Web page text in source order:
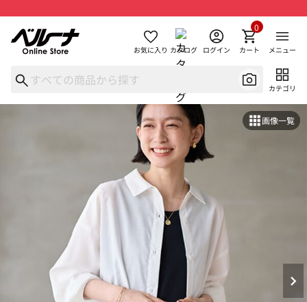
お気に入り カタログ ログイン カート
0
メニュー
カテゴリ
画像一覧